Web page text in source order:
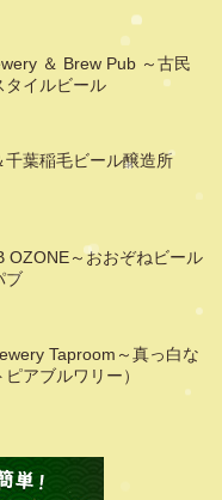
＆ Brew Pub ～古民
タイルビール
葉稲毛ビール醸造所
OZONE～おおぞねビール
ブ
Taproom～真っ白な
アブルワリー）